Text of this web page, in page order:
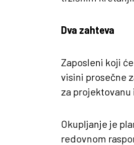
Dva zahteva
Zaposleni koji
visini prosečne
za projektovanu
Okupljanje je
redovnom